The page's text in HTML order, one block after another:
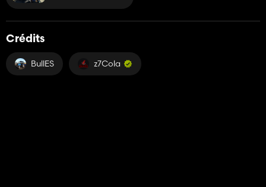
Crédits
BullES z7Cola